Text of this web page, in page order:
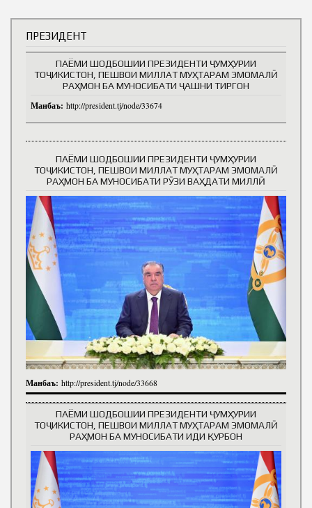
ПРЕЗИДЕНТ
ПАЁМИ ШОДБОШИИ ПРЕЗИДЕНТИ ҶУМҲУРИИ
ТОҶИКИСТОН, ПЕШВОИ МИЛЛАТ МУҲТАРАМ ЭМОМАЛӢ
РАҲМОН БА МУНОСИБАТИ ҶАШНИ ТИРГОН
Манбаъ: http://president.tj/node/33674
ПАЁМИ ШОДБОШИИ ПРЕЗИДЕНТИ ҶУМҲУРИИ
ТОҶИКИСТОН, ПЕШВОИ МИЛЛАТ МУҲТАРАМ ЭМОМАЛӢ
РАҲМОН БА МУНОСИБАТИ РӮЗИ ВАҲДАТИ МИЛЛӢ
Манбаъ: http://president.tj/node/33668
ПАЁМИ ШОДБОШИИ ПРЕЗИДЕНТИ ҶУМҲУРИИ
ТОҶИКИСТОН, ПЕШВОИ МИЛЛАТ МУҲТАРАМ ЭМОМАЛӢ
РАҲМОН БА МУНОСИБАТИ ИДИ ҚУРБОН